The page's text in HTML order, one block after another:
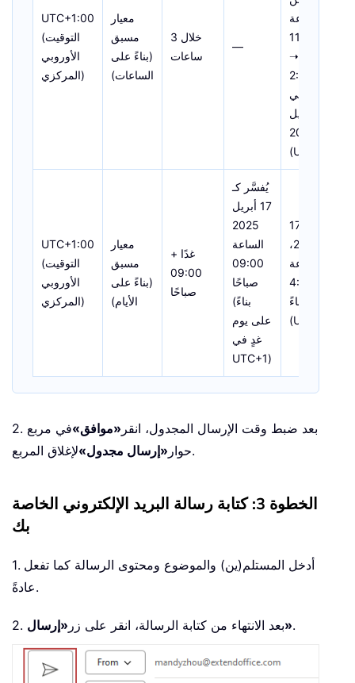
UTC+1:00
(التوقيت
الأوروبي
المركزي)
معيار
مسبق
(بناءً على
الساعات)
خلال 3
ساعات
—
الساعة
11:00
صباحًا ➝
2:00
مساءً في
16 أبريل
2025
(UTC+8)
UTC+1:00
(التوقيت
الأوروبي
المركزي)
معيار
مسبق
(بناءً على
الأيام)
غدًا +
09:00
صباحًا
يُفسَّر كـ
17 أبريل
2025
الساعة
09:00
صباحًا
(بناءً
على يوم
غدٍ في
UTC+1)
17 أبريل
2025،
الساعة
4:00
مساءً
(UTC+8)
2. بعد ضبط وقت الإرسال المجدول، انقر «موافق»في مربع
حوار «إرسال مجدول» لإغلاق المربع.
الخطوة 3: كتابة رسالة البريد الإلكتروني الخاصة
بك
1. أدخل المستلم(ين) والموضوع ومحتوى الرسالة كما تفعل
عادةً.
2. بعد الانتهاء من كتابة الرسالة، انقر على زر«إرسال».